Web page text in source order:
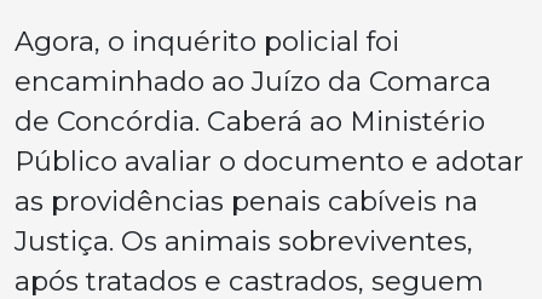
Agora, o inquérito policial foi
encaminhado ao Juízo da Comarca
de Concórdia. Caberá ao Ministério
Público avaliar o documento e adotar
as providências penais cabíveis na
Justiça. Os animais sobreviventes,
após tratados e castrados, seguem